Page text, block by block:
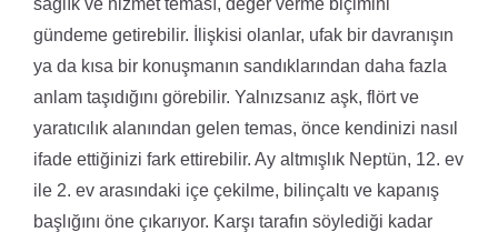
gündeme getirebilir. İlişkisi olanlar, ufak bir davranışın
ya da kısa bir konuşmanın sandıklarından daha fazla
anlam taşıdığını görebilir. Yalnızsanız aşk, flört ve
yaratıcılık alanından gelen temas, önce kendinizi nasıl
ifade ettiğinizi fark ettirebilir. Ay altmışlık Neptün, 12. ev
ile 2. ev arasındaki içe çekilme, bilinçaltı ve kapanış
başlığını öne çıkarıyor. Karşı tarafın söylediği kadar